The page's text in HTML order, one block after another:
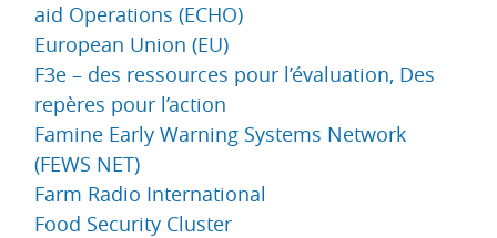
aid Operations (ECHO)
European Union (EU)
F3e – des ressources pour l’évaluation, Des
repères pour l’action
Famine Early Warning Systems Network
(FEWS NET)
Farm Radio International
Food Security Cluster